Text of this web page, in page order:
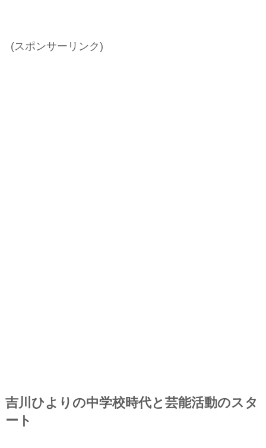
(スポンサーリンク)
吉川ひよりの中学校時代と芸能活動のスタ
ート